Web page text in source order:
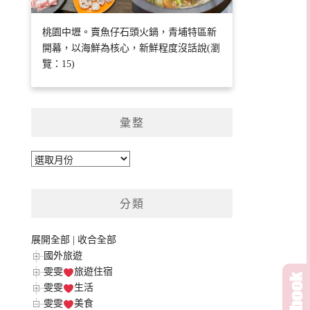
桃園中壢。賣魚仔石頭火鍋，青埔特區新
開幕，以海鮮為核心，新鮮程度沒話說(瀏
覽：15)
彙整
彙
分類
展開全部
收合全部
國外旅遊
雯雯
旅遊住宿
雯雯
生活
雯雯
美食